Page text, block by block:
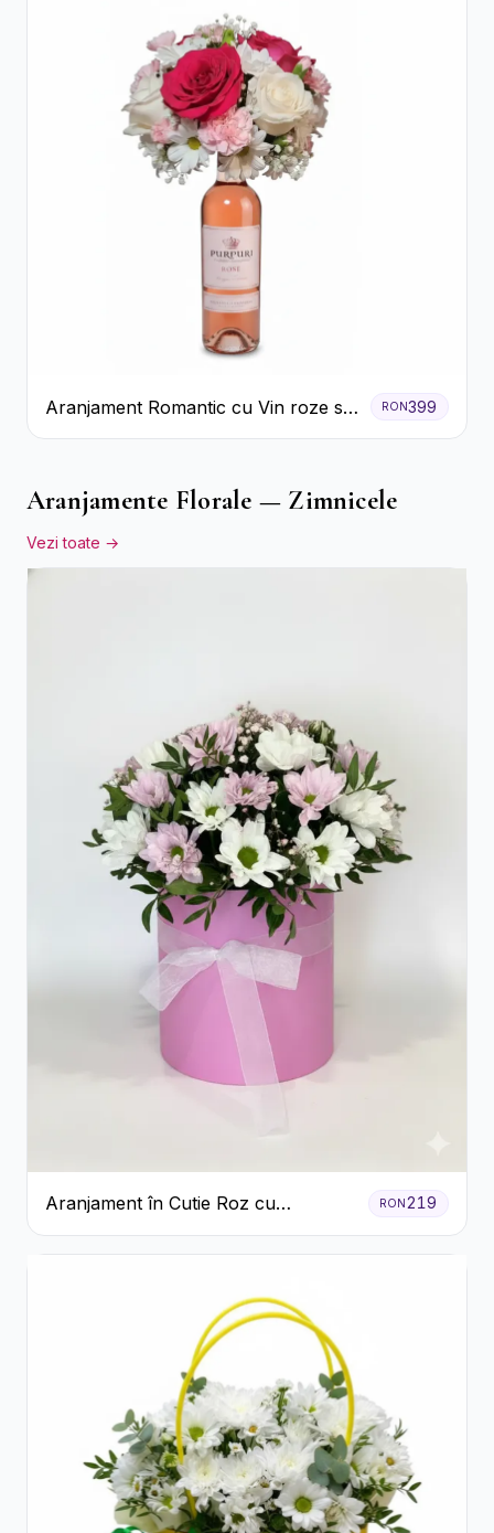
Aranjament Romantic cu Vin roze si
Flori pastel
RON399
Aranjamente Florale — Zimnicele
Vezi toate →
Aranjament în Cutie Roz cu
Crizanteme Albe și Lila
RON219